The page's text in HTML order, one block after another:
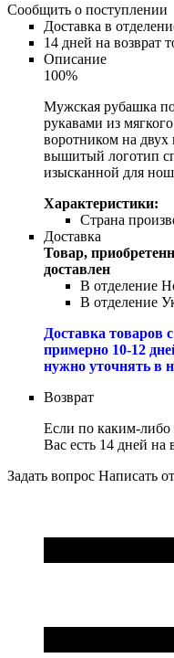
Сообщить о поступлении
Доставка в
14 дней на возврат
Описание
100%
Мужская рубашка
рукавами из
воротником на
вышитый логотип
изысканной для
Характеристики:
Страна
Доставка
Товар,
доставлен
В отделение
В отделение
Доставка товаров
примерно 10-12
нужно уточнять в
Возврат
Если по каким-
Вас есть 14 дней на
Задать вопрос Написать